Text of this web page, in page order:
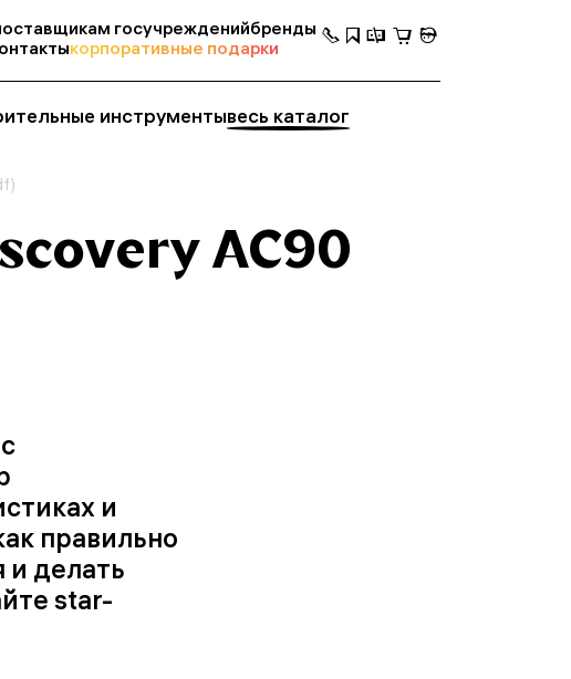
госучрежденийбренды
корпоративные подарки
инструментывесь каталог
AC90
и
правильно
и делать
star-